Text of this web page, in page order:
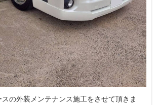
の外装メンテナンス施工をさせて頂きま